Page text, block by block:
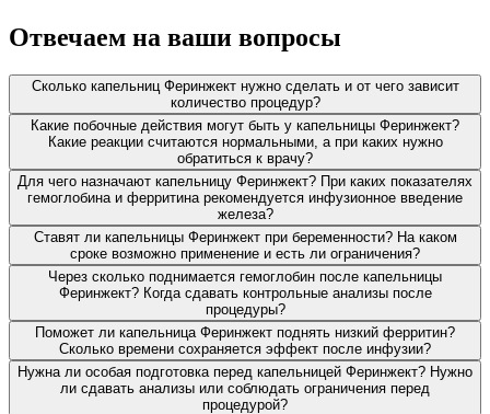
Отвечаем на ваши вопросы
Сколько капельниц Феринжект нужно сделать и от чего зависит
количество процедур?
Какие побочные действия могут быть у капельницы Феринжект?
Какие реакции считаются нормальными, а при каких нужно
обратиться к врачу?
Для чего назначают капельницу Феринжект? При каких показателях
гемоглобина и ферритина рекомендуется инфузионное введение
железа?
Ставят ли капельницы Феринжект при беременности? На каком
сроке возможно применение и есть ли ограничения?
Через сколько поднимается гемоглобин после капельницы
Феринжект? Когда сдавать контрольные анализы после
процедуры?
Поможет ли капельница Феринжект поднять низкий ферритин?
Сколько времени сохраняется эффект после инфузии?
Нужна ли особая подготовка перед капельницей Феринжект? Нужно
ли сдавать анализы или соблюдать ограничения перед
процедурой?